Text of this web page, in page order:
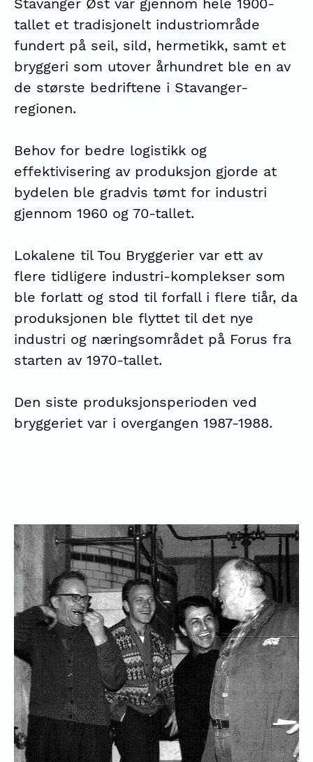
Stavanger Øst var gjennom hele 1900-
tallet et tradisjonelt industriområde
fundert på seil, sild, hermetikk, samt et
bryggeri som utover århundret ble en av
de største bedriftene i Stavanger-
regionen.
Behov for bedre logistikk og
effektivisering av produksjon gjorde at
bydelen ble gradvis tømt for industri
gjennom 1960 og 70-tallet.
Lokalene til Tou Bryggerier var ett av
flere tidligere industri-komplekser som
ble forlatt og stod til forfall i flere tiår, da
produksjonen ble flyttet til det nye
industri og næringsområdet på Forus fra
starten av 1970-tallet.
Den siste produksjonsperioden ved
bryggeriet var i overgangen 1987-1988.